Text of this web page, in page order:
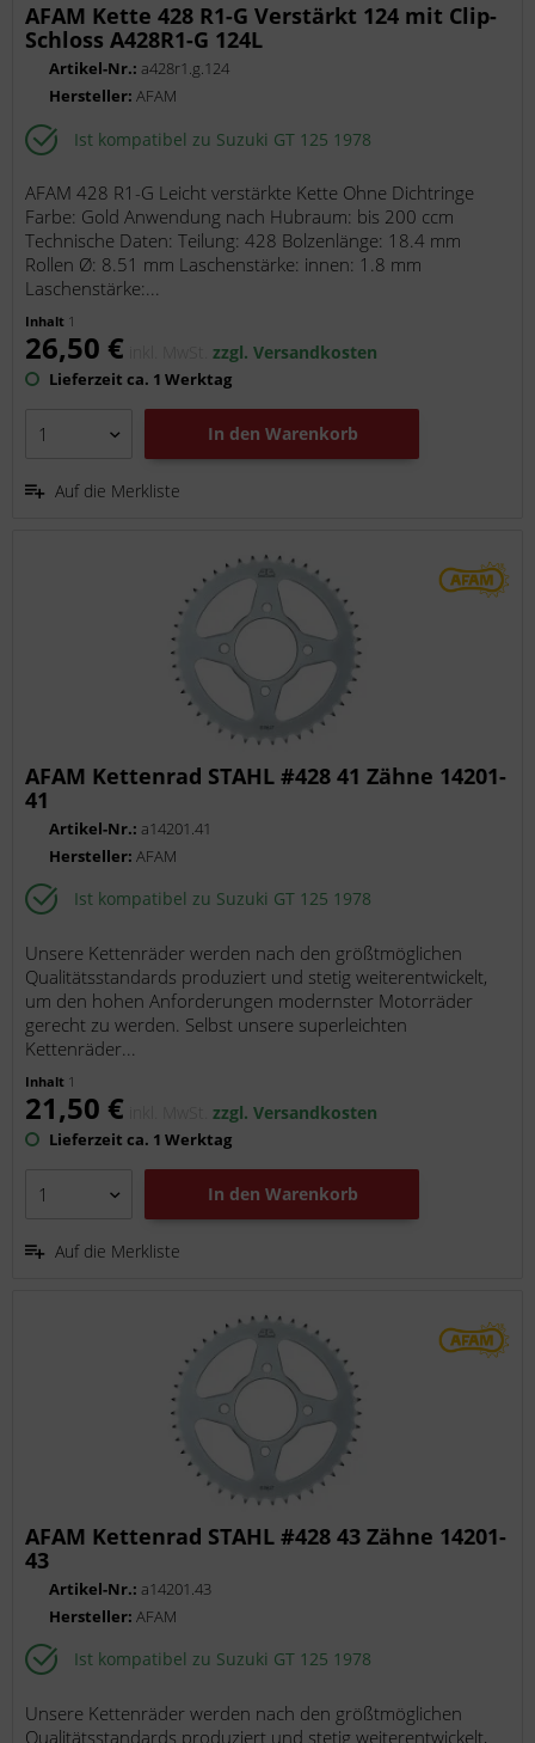
AFAM Kette 428 R1-G Verstärkt 124 mit Clip-
Schloss A428R1-G 124L
Artikel-Nr.: a428r1.g.124
Hersteller:AFAM
Ist kompatibel zu Suzuki GT 125 1978
AFAM 428 R1-G Leicht verstärkte Kette Ohne Dichtringe
Farbe: Gold Anwendung nach Hubraum: bis 200 ccm
Technische Daten: Teilung: 428 Bolzenlänge: 18.4 mm
Rollen Ø: 8.51 mm Laschenstärke: innen: 1.8 mm
Laschenstärke:...
Inhalt 1
26,50 € inkl. MwSt.zzgl. Versandkosten
Lieferzeit ca. 1 Werktag
In den Warenkorb
Auf die Merkliste
AFAM Kettenrad STAHL #428 41 Zähne 14201-
41
Artikel-Nr.: a14201.41
Hersteller:AFAM
Ist kompatibel zu Suzuki GT 125 1978
Unsere Kettenräder werden nach den größtmöglichen
Qualitätsstandards produziert und stetig weiterentwickelt,
um den hohen Anforderungen modernster Motorräder
gerecht zu werden. Selbst unsere superleichten
Kettenräder...
Inhalt 1
21,50 € inkl. MwSt.zzgl. Versandkosten
Lieferzeit ca. 1 Werktag
In den Warenkorb
Auf die Merkliste
AFAM Kettenrad STAHL #428 43 Zähne 14201-
43
Artikel-Nr.: a14201.43
Hersteller:AFAM
Ist kompatibel zu Suzuki GT 125 1978
Unsere Kettenräder werden nach den größtmöglichen
Qualitätsstandards produziert und stetig weiterentwickelt,